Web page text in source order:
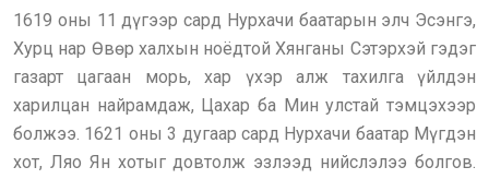
1619 оны 11 дүгээр сард Нурхачи баатарын элч Эсэнгэ,
Хурц нар Өвөр халхын ноёдтой Хянганы Сэтэрхэй гэдэг
газарт цагаан морь, хар үхэр алж тахилга үйлдэн
харилцан найрамдаж, Цахар ба Мин улстай тэмцэхээр
болжээ. 1621 оны 3 дугаар сард Нурхачи баатар Мүгдэн
хот, Ляо Ян хотыг довтолж эзлээд нийслэлээ болгов.